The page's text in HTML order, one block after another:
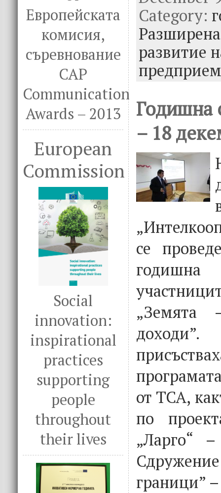
Европейската
комисия,
съревнование
CAP
Communication
Awards – 2013
European
Commission
Social
innovation:
inspirational
practices
supporting
people
throughout
their lives
b
o
o
k
te
r
e
dI
n
Category:
развитие
Годишна
– 18
се
„Земята
от ТСА,
по
„Ларго“
граници”